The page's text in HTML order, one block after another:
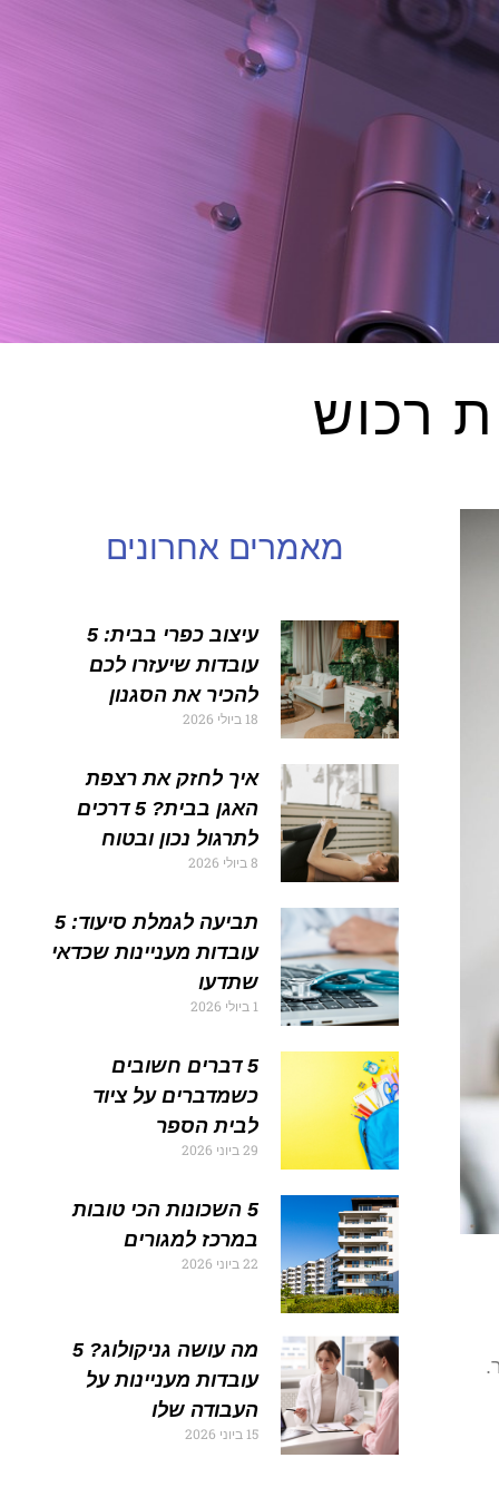
מאמרים אחרונים
עיצוב כפרי בבית: 5
עובדות שיעזרו לכם
להכיר את הסגנון
18 ביולי 2026
איך לחזק את רצפת
האגן בבית? 5 דרכים
לתרגול נכון ובטוח
8 ביולי 2026
תביעה לגמלת סיעוד: 5
עובדות מעניינות שכדאי
שתדעו
1 ביולי 2026
5 דברים חשובים
כשמדברים על ציוד
לבית הספר
29 ביוני 2026
5 השכונות הכי טובות
במרכז למגורים
22 ביוני 2026
מה עושה גניקולוג? 5
עובדות מעניינות על
העבודה שלו
15 ביוני 2026